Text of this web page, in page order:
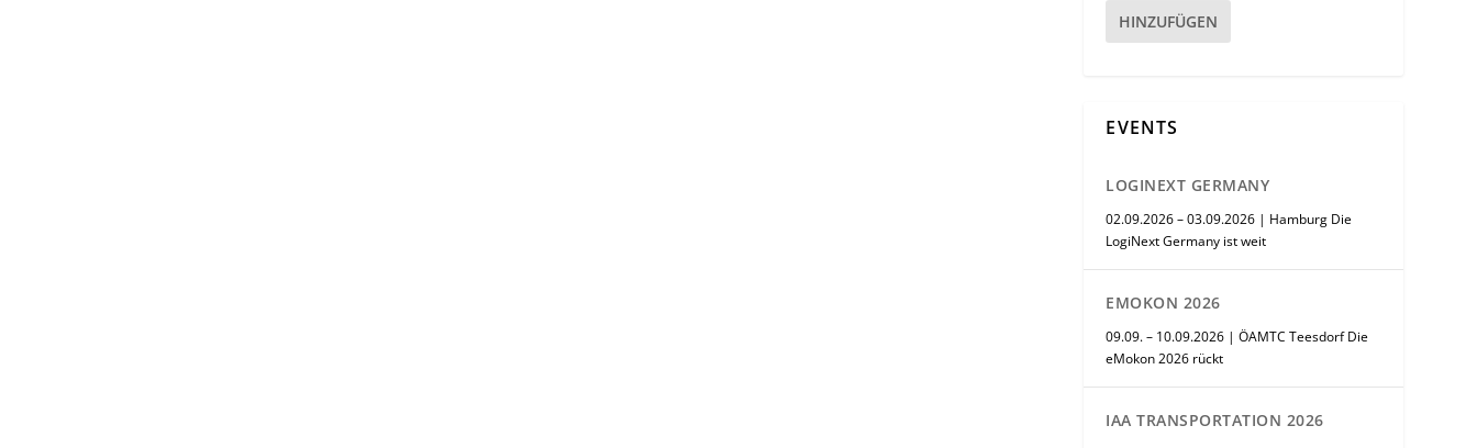
HINZUFÜGEN
EVENTS
LOGINEXT GERMANY
02.09.2026 – 03.09.2026 | Hamburg Die
LogiNext Germany ist weit
EMOKON 2026
09.09. – 10.09.2026 | ÖAMTC Teesdorf Die
eMokon 2026 rückt
IAA TRANSPORTATION 2026